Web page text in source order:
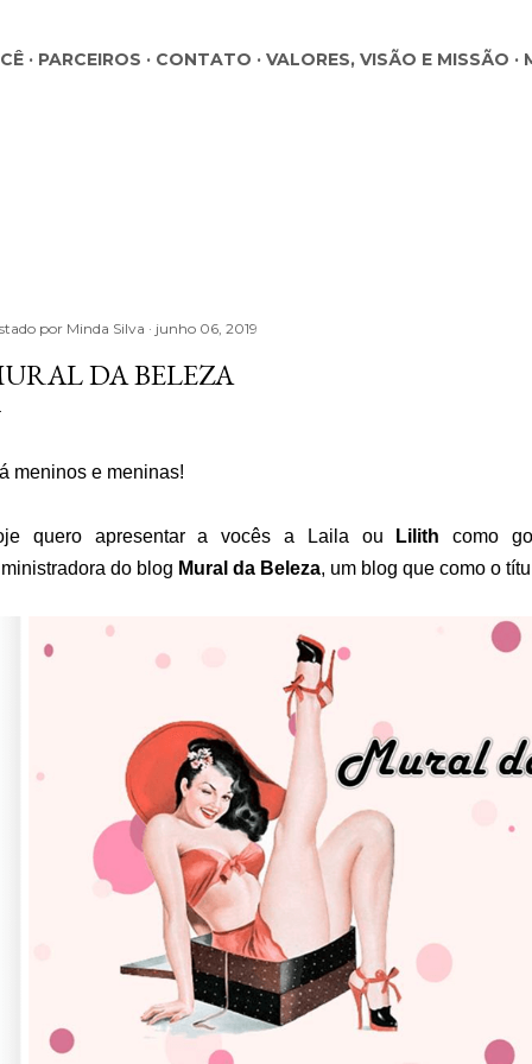
PARCEIROS CONTATO VALORES, VISÃO E MISSÃO
por Minda Silva junho 06, 2019
DA BELEZA
meninos e meninas!
quero apresentar a vocês a Laila ou Lilith como
do blog Mural da Beleza, um blog que como o